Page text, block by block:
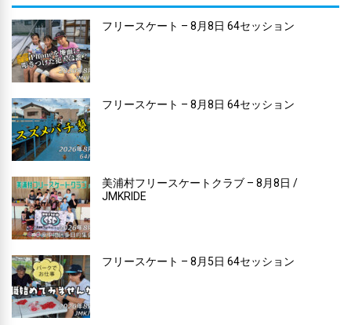
フリースケート – 8月8日 64セッション
フリースケート – 8月8日 64セッション
美浦村フリースケートクラブ – 8月8日 /
JMKRIDE
フリースケート – 8月5日 64セッション